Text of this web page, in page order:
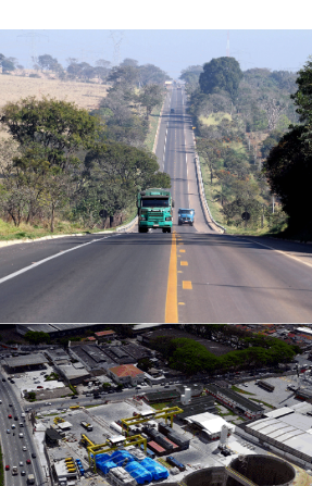
de Rodovias (4a etapa -
Oeste Paulista e Rodovias
6 - Laranja